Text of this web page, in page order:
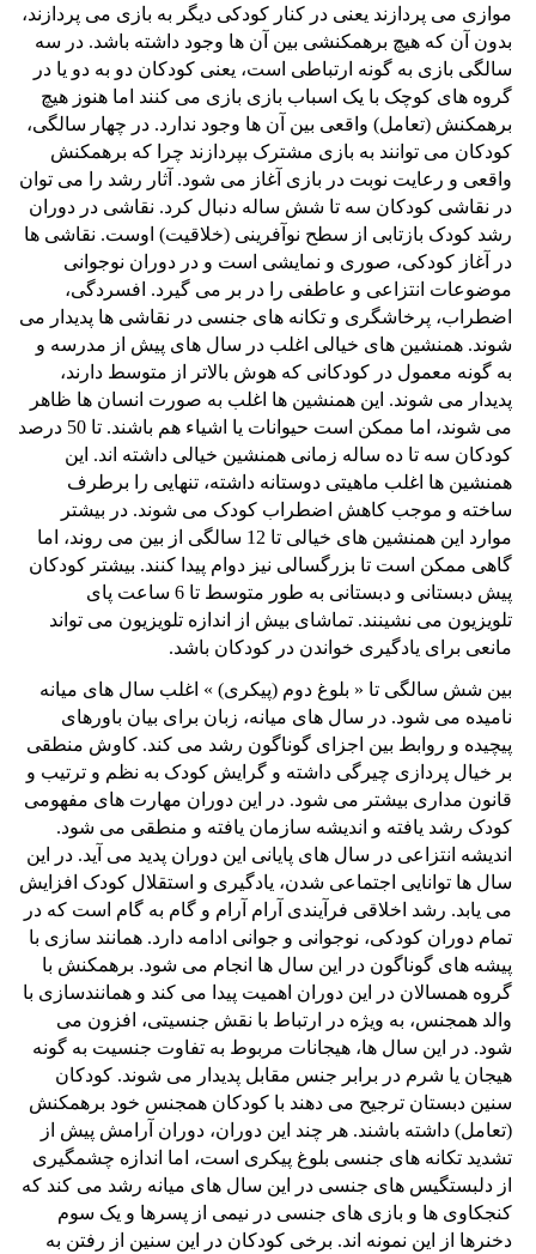
موازی می پردازند یعنی در کنار کودکی دیگر به بازی می پردازند،
بدون آن که هیچ برهمکنشی بین آن ها وجود داشته باشد. در سه
سالگی بازی به گونه ارتباطی است، یعنی کودکان دو به دو یا در
گروه های کوچک با یک اسباب بازی بازی می کنند اما هنوز هیچ
برهمکنش (تعامل) واقعی بین آن ها وجود ندارد. در چهار سالگی،
کودکان می توانند به بازی مشترک بپردازند چرا که برهمکنش
واقعی و رعایت نوبت در بازی آغاز می شود. آثار رشد را می توان
در نقاشی کودکان سه تا شش ساله دنبال کرد. نقاشی در دوران
رشد کودک بازتابی از سطح نوآفرینی (خلاقیت) اوست. نقاشی ها
در آغاز کودکی، صوری و نمایشی است و در دوران نوجوانی
موضوعات انتزاعی و عاطفی را در بر می گیرد. افسردگی،
اضطراب، پرخاشگری و تکانه های جنسی در نقاشی ها پدیدار می
شوند. همنشین های خیالی اغلب در سال های پیش از مدرسه و
به گونه معمول در کودکانی که هوش بالاتر از متوسط دارند،
پدیدار می شوند. این همنشین ها اغلب به صورت انسان ها ظاهر
می شوند، اما ممکن است حیوانات یا اشیاء هم باشند. تا 50 درصد
کودکان سه تا ده ساله زمانی همنشین خیالی داشته اند. این
همنشین ها اغلب ماهیتی دوستانه داشته، تنهایی را برطرف
ساخته و موجب کاهش اضطراب کودک می شوند. در بیشتر
موارد این همنشین های خیالی تا 12 سالگی از بین می روند، اما
گاهی ممکن است تا بزرگسالی نیز دوام پیدا کنند. بیشتر کودکان
پیش دبستانی و دبستانی به طور متوسط تا 6 ساعت پای
تلویزیون می نشینند. تماشای بیش از اندازه تلویزیون می تواند
مانعی برای یادگیری خواندن در کودکان باشد.
بین شش سالگی تا « بلوغ دوم (پیکری) » اغلب سال های میانه
نامیده می شود. در سال های میانه، زبان برای بیان باورهای
پیچیده و روابط بین اجزای گوناگون رشد می کند. کاوش منطقی
بر خیال پردازی چیرگی داشته و گرایش کودک به نظم و ترتیب و
قانون مداری بیشتر می شود. در این دوران مهارت های مفهومی
کودک رشد یافته و اندیشه سازمان یافته و منطقی می شود.
اندیشه انتزاعی در سال های پایانی این دوران پدید می آید. در این
سال ها توانایی اجتماعی شدن، یادگیری و استقلال کودک افزایش
می یابد. رشد اخلاقی فرآیندی آرام آرام و گام به گام است که در
تمام دوران کودکی، نوجوانی و جوانی ادامه دارد. همانند سازی با
پیشه های گوناگون در این سال ها انجام می شود. برهمکنش با
گروه همسالان در این دوران اهمیت پیدا می کند و همانندسازی با
والد همجنس، به ویژه در ارتباط با نقش جنسیتی، افزون می
شود. در این سال ها، هیجانات مربوط به تفاوت جنسیت به گونه
هیجان یا شرم در برابر جنس مقابل پدیدار می شوند. کودکان
سنین دبستان ترجیح می دهند با کودکان همجنس خود برهمکنش
(تعامل) داشته باشند. هر چند این دوران، دوران آرامش پیش از
تشدید تکانه های جنسی بلوغ پیکری است، اما اندازه چشمگیری
از دلبستگیس های جنسی در این سال های میانه رشد می کند که
کنجکاوی ها و بازی های جنسی در نیمی از پسرها و یک سوم
دخنرها از این نمونه اند. برخی کودکان در این سنین از رفتن به